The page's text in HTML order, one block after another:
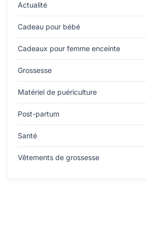
Actualité
Cadeau pour bébé
Cadeaux pour femme enceinte
Grossesse
Matériel de puériculture
Post-partum
Santé
Vêtements de grossesse